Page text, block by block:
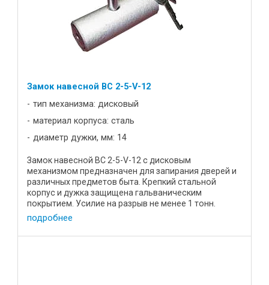
Замок навесной BC 2-5-V-12
тип механизма: дисковый
материал корпуса: сталь
диаметр дужки, мм: 14
Замок навесной ВС 2-5-V-12 с дисковым
механизмом предназначен для запирания дверей и
различных предметов быта. Крепкий стальной
корпус и дужка защищена гальваническим
покрытием. Усилие на разрыв не менее 1 тонн.
Характеристики: Цена, р 19,5 Диаметр ...
подробнее